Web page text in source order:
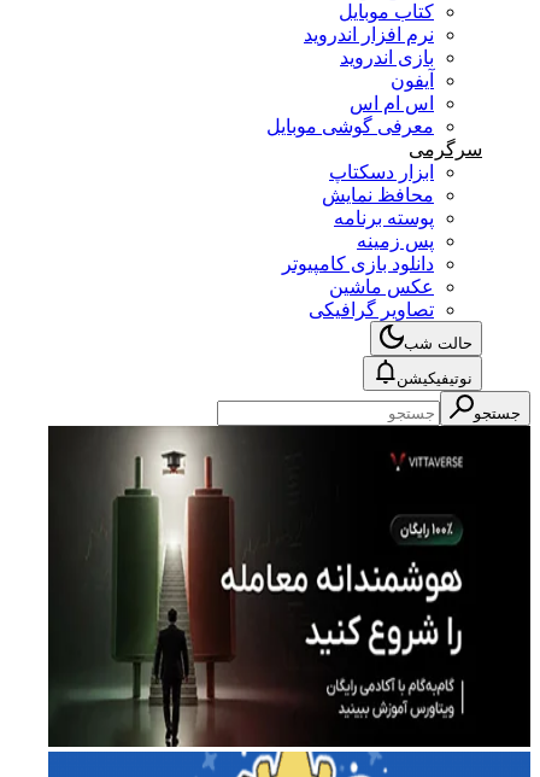
کتاب موبایل
نرم افزار اندروید
بازی اندروید
آیفون
اس ام اس
معرفی گوشی موبایل
سرگرمی
ابزار دسکتاپ
محافظ نمایش
پوسته برنامه
پس زمینه
دانلود بازی کامپیوتر
عکس ماشین
تصاویر گرافیکی
حالت شب
نوتیفیکیشن
جستجو